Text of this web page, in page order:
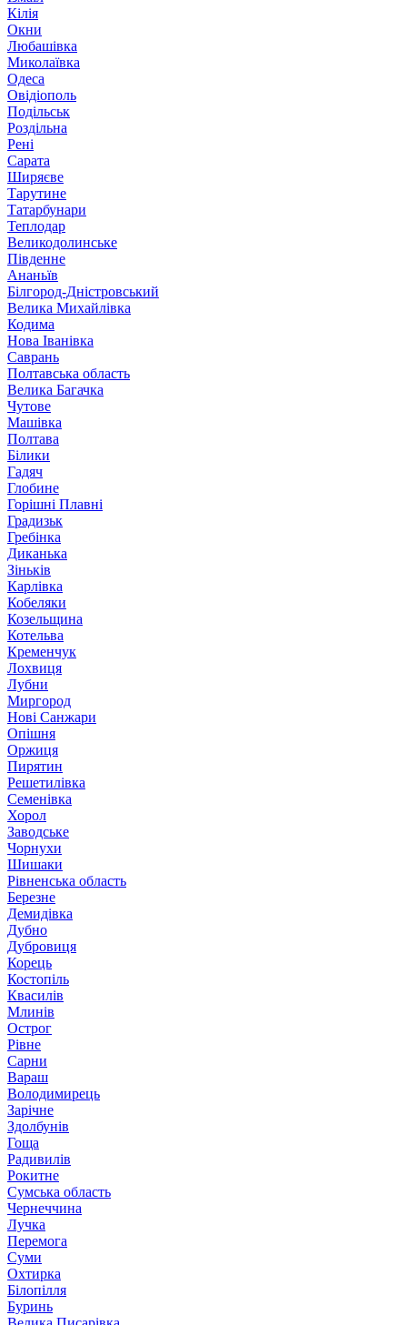
Кілія
Окни
Любашівка
Миколаївка
Одеса
Овідіополь
Подільськ
Роздільна
Рені
Сарата
Ширяєве
Тарутине
Татарбунари
Теплодар
Великодолинське
Південне
Ананьїв
Білгород-Дністровський
Велика Михайлівка
Кодима
Нова Іванівка
Саврань
Полтавська область
Велика Багачка
Чутове
Машівка
Полтава
Білики
Гадяч
Глобине
Горішні Плавні
Градизьк
Гребінка
Диканька
Зіньків
Карлівка
Кобеляки
Козельщина
Котельва
Кременчук
Лохвиця
Лубни
Миргород
Нові Санжари
Опішня
Оржиця
Пирятин
Решетилівка
Семенівка
Хорол
Заводське
Чорнухи
Шишаки
Рівненська область
Березне
Демидівка
Дубно
Дубровиця
Корець
Костопіль
Квасилів
Млинів
Острог
Рівне
Сарни
Вараш
Володимирець
Зарічне
Здолбунів
Гоща
Радивилів
Рокитне
Сумська область
Чернеччина
Лучка
Перемога
Суми
Охтирка
Білопілля
Буринь